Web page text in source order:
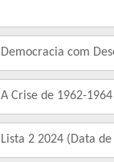
Democracia com
A Crise de 1962-
Lista 2 2024 (Data